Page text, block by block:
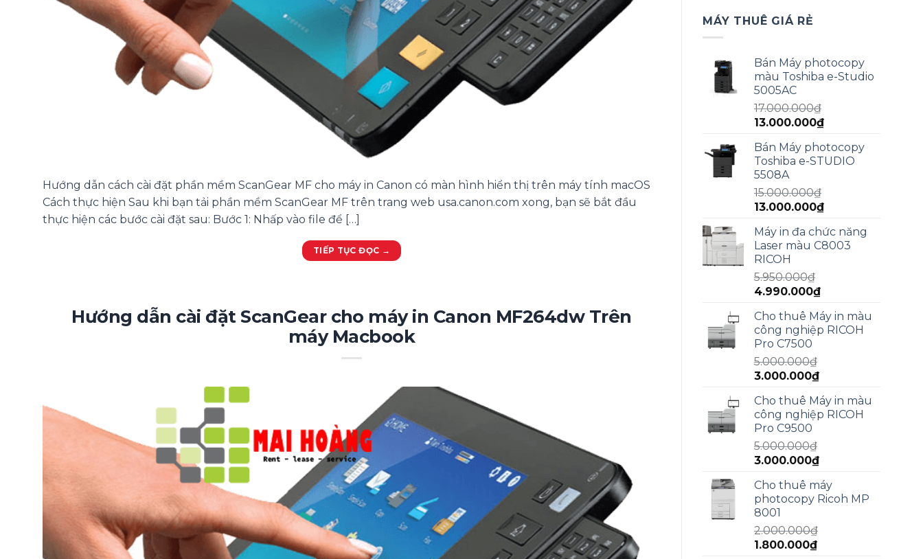
Hướng dẫn cách cài đặt phần mềm ScanGear MF cho máy in Canon có màn hình hiển thị trên máy tính macOS
Cách thực hiện Sau khi bạn tải phần mềm ScanGear MF trên trang web usa.canon.com xong, bạn sẽ bắt đầu
thực hiện các bước cài đặt sau: Bước 1: Nhấp vào file để […]
TIẾP TỤC ĐỌC →
Hướng dẫn cài đặt ScanGear cho máy in Canon MF264dw Trên
máy Macbook
MÁY THUÊ GIÁ RẺ
Bán Máy photocopy
màu Toshiba e-Studio
5005AC
17.000.000₫
Giá
là:
17.000.000₫.
13.000.000₫Giá
tại
là:
Bán Máy photocopy
Toshiba e-STUDIO
5508A
15.000.000₫
Giá
là:
15.000.000₫.
13.000.000₫Giá
tại
là:
Máy in đa chức năng
Laser màu C8003
RICOH
5.950.000₫
Giá
là:
5.950.000₫.
4.990.000₫Giá
tại
là:
Cho thuê Máy in màu
công nghiệp RICOH
Pro C7500
5.000.000₫
Giá
là:
5.000.000₫.
3.000.000₫Giá
tại
là:
Cho thuê Máy in màu
công nghiệp RICOH
Pro C9500
5.000.000₫
Giá
là:
5.000.000₫.
3.000.000₫Giá
tại
là:
Cho thuê máy
photocopy Ricoh MP
8001
2.000.000₫
Giá
1.800.000₫Giá